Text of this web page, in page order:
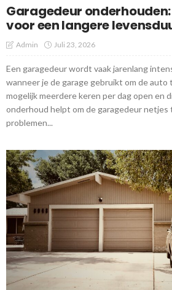
Garagedeur
voor een langere
Admin Juli 23, 2026
Een garagedeur wordt vaak jarenlang
wanneer je de garage gebruikt om de auto
mogelijk meerdere keren per dag open en
onderhoud helpt om de garagedeur netjes
problemen...